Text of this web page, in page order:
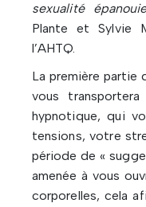
sexualité
Plante et Sylvie
l’AHTQ.
La première partie
vous
hypnotique, qui
tensions, votre
période de «
amenée à vous
corporelles, cela